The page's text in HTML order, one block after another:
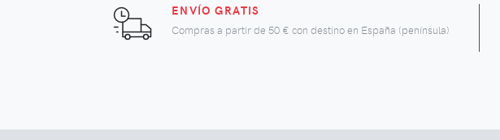
ENVÍO GRATIS
Compras a partir de 50 € con destino en España (península)